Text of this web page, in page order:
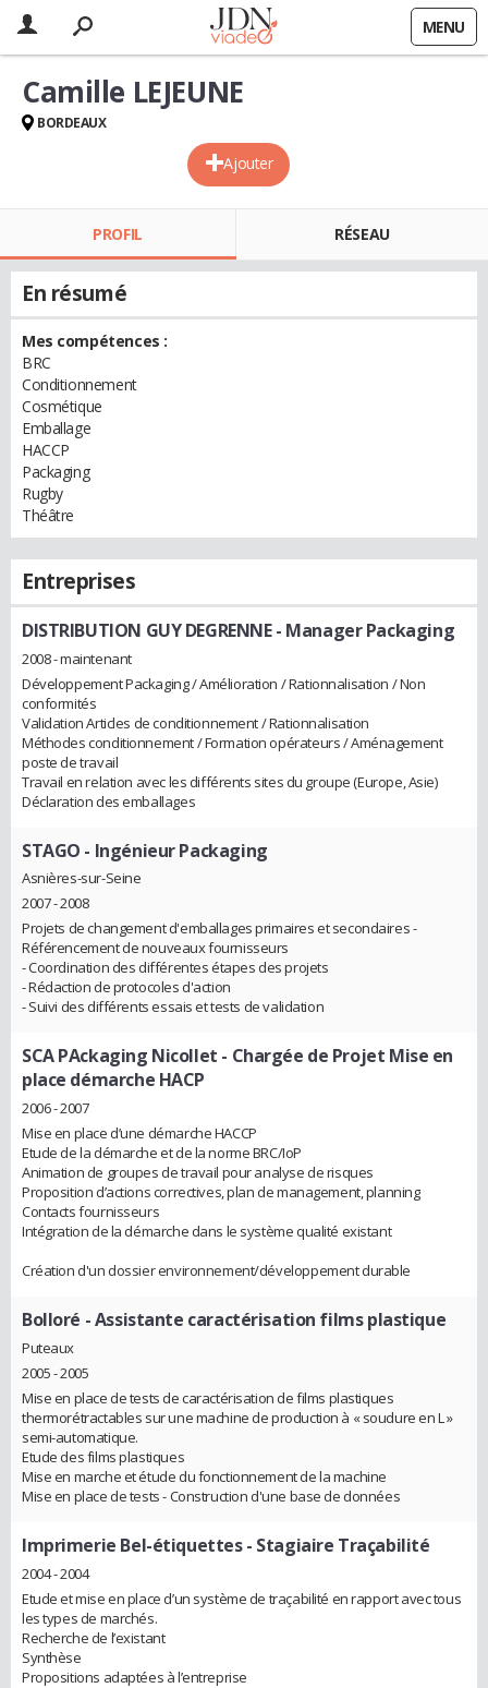
MENU
Ajouter
Camille LEJEUNE
BORDEAUX
PROFIL RÉSEAU
En résumé
Mes compétences :
BRC
Conditionnement
Cosmétique
Emballage
HACCP
Packaging
Rugby
Théâtre
Entreprises
DISTRIBUTION GUY DEGRENNE- Manager Packaging
2008 - maintenant
Développement Packaging / Amélioration / Rationnalisation / Non
conformités
Validation Articles de conditionnement / Rationnalisation
Méthodes conditionnement / Formation opérateurs / Aménagement
poste de travail
Travail en relation avec les différents sites du groupe (Europe, Asie)
Déclaration des emballages
STAGO - Ingénieur Packaging
Asnières-sur-Seine
2007 - 2008
Projets de changement d'emballages primaires et secondaires -
Référencement de nouveaux fournisseurs
- Coordination des différentes étapes des projets
- Rédaction de protocoles d'action
- Suivi des différents essais et tests de validation
SCA PAckaging Nicollet - Chargée de Projet Mise en
place démarche HACP
2006 - 2007
Mise en place d’une démarche HACCP
Etude de la démarche et de la norme BRC/IoP
Animation de groupes de travail pour analyse de risques
Proposition d’actions correctives, plan de management, planning
Contacts fournisseurs
Intégration de la démarche dans le système qualité existant
Création d'un dossier environnement/développement durable
Bolloré - Assistante caractérisation films plastique
Puteaux
2005 - 2005
Mise en place de tests de caractérisation de films plastiques
thermorétractables sur une machine de production à « soudure en L »
semi-automatique.
Etude des films plastiques
Mise en marche et étude du fonctionnement de la machine
Mise en place de tests - Construction d'une base de données
Imprimerie Bel-étiquettes- Stagiaire Traçabilité
2004 - 2004
Etude et mise en place d’un système de traçabilité en rapport avec tous
les types de marchés.
Recherche de l’existant
Synthèse
Propositions adaptées à l’entreprise